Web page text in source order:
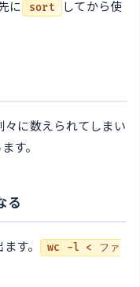
に sort
してから使
に数えられてしまい
す。
る
す。
wc -l < ファ